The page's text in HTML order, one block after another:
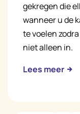
gekregen die
wanneer u de
te voelen
niet alleen in.
Lees meer